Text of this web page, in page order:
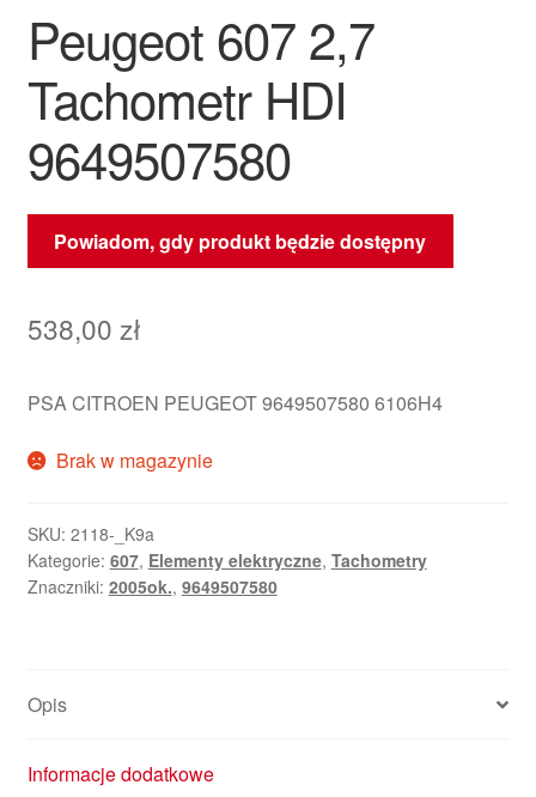
Zamówienia
Peugeot 607 2,7
Tachometr HDI
9649507580
Powiadom, gdy produkt będzie dostępny
538,00 zł
PSA CITROEN PEUGEOT 9649507580 6106H4
Brak w magazynie
SKU: 2118-_K9a
Kategorie: 607, Elementy elektryczne, Tachometry
Znaczniki: 2005ok., 9649507580
Opis
Informacje dodatkowe